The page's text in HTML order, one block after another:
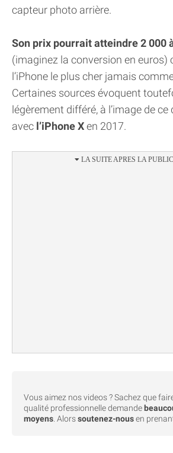
capteur photo arrière.
Son prix pourrait atteindre 2 000
(imaginez la conversion en euros)
l’iPhone le plus cher jamais
Certaines sources évoquent
légèrement différé, à l’image de ce
avec l’iPhone Xen 2017.
Vous aimez nos videos ? Sachez que
qualité professionnelle demande
moyens . Alorssoutenez-nousen